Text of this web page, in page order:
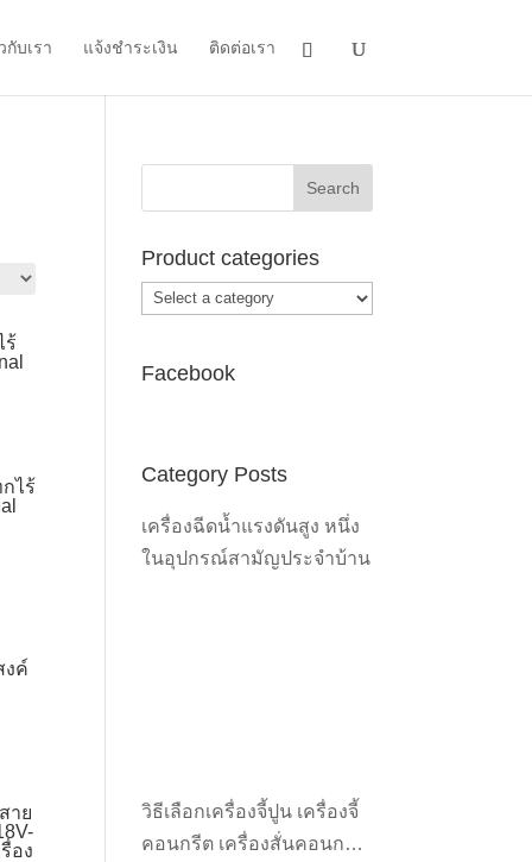
กับเรา แจ้งชำระเงิน ติดต่อเรา
ร้
ไร้
งค์
าย
อง
Product categories
Facebook
Category Posts
เครื่องฉีดน้ำแรงดันสูง หนึ่ง
ในอุปกรณ์สามัญประจำบ้าน
วิธีเลือกเครื่องจี้ปูน เครื่องจี้
คอนกรีต เครื่องสั่นคอนกรีต